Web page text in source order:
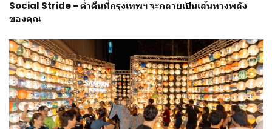
Social Stride - ค่ำคืนที่กรุงเทพฯ จะกลายเป็นเส้นทางพลัง
ของคุณ